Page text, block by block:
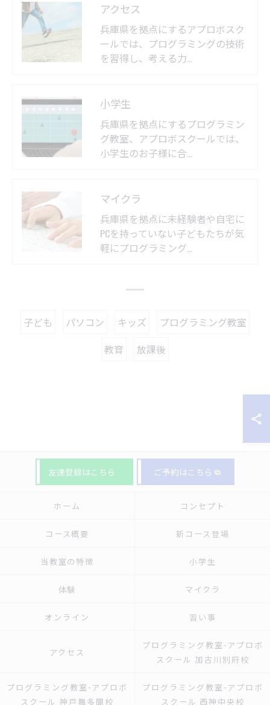
アクセス
兵庫県を拠点にするアプロボスク
ールでは、プログラミングの技術
を習得し、考える力…
小学生
兵庫県を拠点にするプログラミン
グ教室、アプロボスクールでは、
小学生のお子様に合…
マイクラ
兵庫県を拠点に未経験者や自宅に
PCを持っていない子どもたちが気
軽にプログラミング…
子ども パソコン キッズ
プログラミング教室
教育
放課後
友達登録はこちら ご予約はこちら
ホーム コンセプト
コース概要 新コース登場
当教室の特徴 小学生
体験 マイクラ
オンライン 習い事
アクセス
プログラミング教室-アプロボ
スクール 加古川別府校
プログラミング教室-アプロボ
スクール 神戸舞多聞校
プログラミング教室-アプロボ
スクール 西神中央校